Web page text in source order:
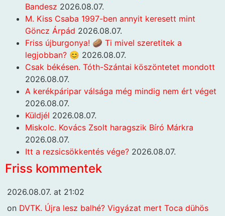
Bandesz 2026.08.07.
M. Kiss Csaba 1997-ben annyit keresett mint
Göncz Árpád 2026.08.07.
Friss újburgonya! 🥔 Ti mivel szeretitek a
legjobban? 😊 2026.08.07.
Csak békésen. Tóth-Szántai köszöntetet mondott
2026.08.07.
A kerékpáripar válsága még mindig nem ért véget
2026.08.07.
Küldjél 2026.08.07.
Miskolc. Kovács Zsolt haragszik Bíró Márkra
2026.08.07.
Itt a rezsicsökkentés vége? 2026.08.07.
Friss kommentek
2026.08.07. at 21:02
on DVTK. Újra lesz balhé? Vigyázat mert Toca dühös